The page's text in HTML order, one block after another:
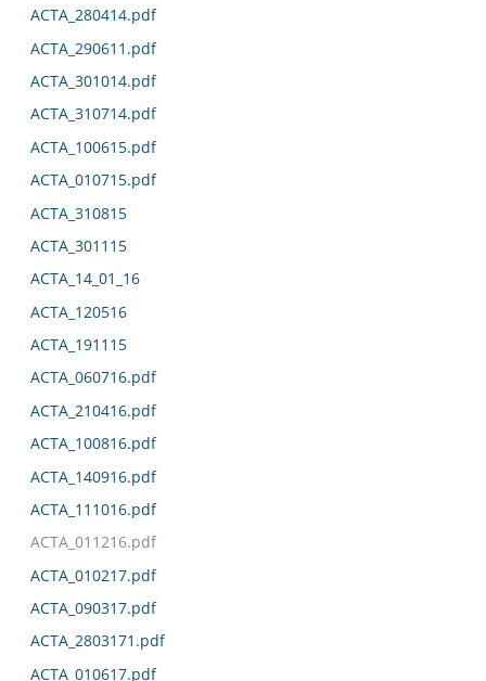
ACTA_280414.pdf
ACTA_290611.pdf
ACTA_301014.pdf
ACTA_310714.pdf
ACTA_100615.pdf
ACTA_010715.pdf
ACTA_310815
ACTA_301115
ACTA_14_01_16
ACTA_120516
ACTA_191115
ACTA_060716.pdf
ACTA_210416.pdf
ACTA_100816.pdf
ACTA_140916.pdf
ACTA_111016.pdf
ACTA_011216.pdf
ACTA_010217.pdf
ACTA_090317.pdf
ACTA_2803171.pdf
ACTA_010617.pdf